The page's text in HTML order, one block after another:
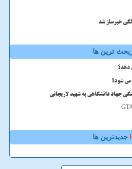
ترین ها
دهد؟
می شود؟
جهاد دانشگاهی به شهید لاریجانی
جدیدترین ها